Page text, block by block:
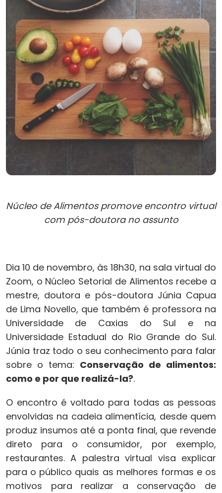
Núcleo de Alimentos promove encontro virtual
com pós-doutora no assunto
Dia 10 de novembro, às 18h30, na sala virtual do
Zoom, o Núcleo Setorial de Alimentos recebe a
mestre, doutora e pós-doutora Júnia Capua
de Lima Novello, que também é professora na
Universidade de Caxias do Sul e na
Universidade Estadual do Rio Grande do Sul.
Júnia traz todo o seu conhecimento para falar
sobre o tema: Conservação de alimentos:
como e por que realizá-la?.
O encontro é voltado para todas as pessoas
envolvidas na cadeia alimentícia, desde quem
produz insumos até a ponta final, que revende
direto para o consumidor, por exemplo,
restaurantes. A palestra virtual visa explicar
para o público quais as melhores formas e os
motivos para realizar a conservação de